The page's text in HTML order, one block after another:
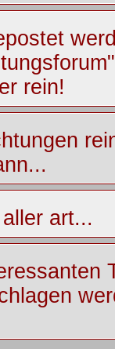
rein!
art...